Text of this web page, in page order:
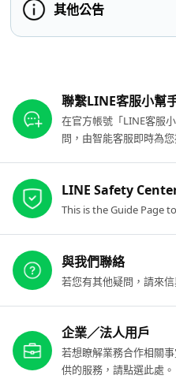
其他公告
聯繫LINE客服小幫
在官方帳號「LINE客服
問，由智能客服即時為
LINE Safety
This is the Guide Page
與我們聯絡
若您有其他疑問，請來信
企業／法人用戶
若想瞭解業務合作相關
供的服務，請點選此處。